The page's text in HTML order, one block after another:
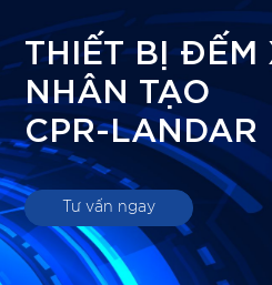
THIẾT BỊ ĐẾM
NHÂN TẠO
CPR-LANDAR
Tư vấn ngay